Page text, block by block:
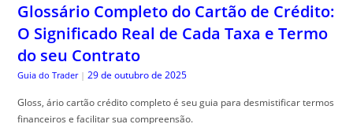
Glossário Completo do Cartão de Crédito:
O Significado Real de Cada Taxa e Termo
do seu Contrato
Guia do Trader | 29 de outubro de 2025
Gloss, ário cartão crédito completo é seu guia para desmistificar termos
financeiros e facilitar sua compreensão.